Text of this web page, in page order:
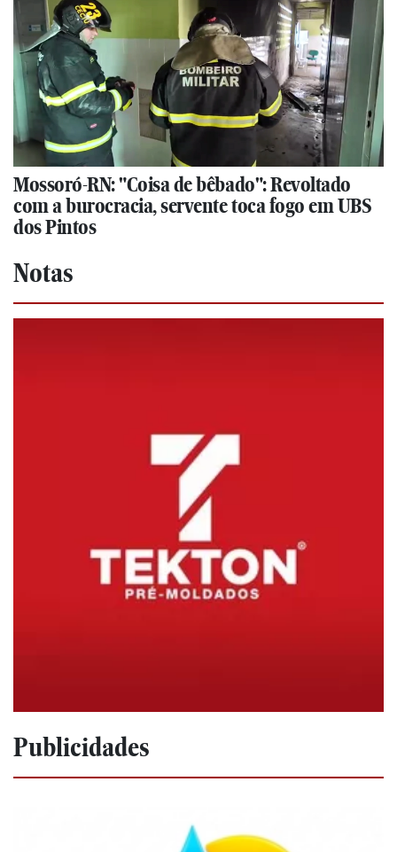
Mossoró-RN: "Coisa de bêbado": Revoltado
com a burocracia, servente toca fogo em UBS
dos Pintos
Notas
Publicidades